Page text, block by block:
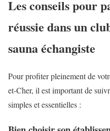
Les conseils pour
réussie dans un
sauna échangiste
Pour profiter pleinement de
et-Cher, il est important de
simples et essentielles :